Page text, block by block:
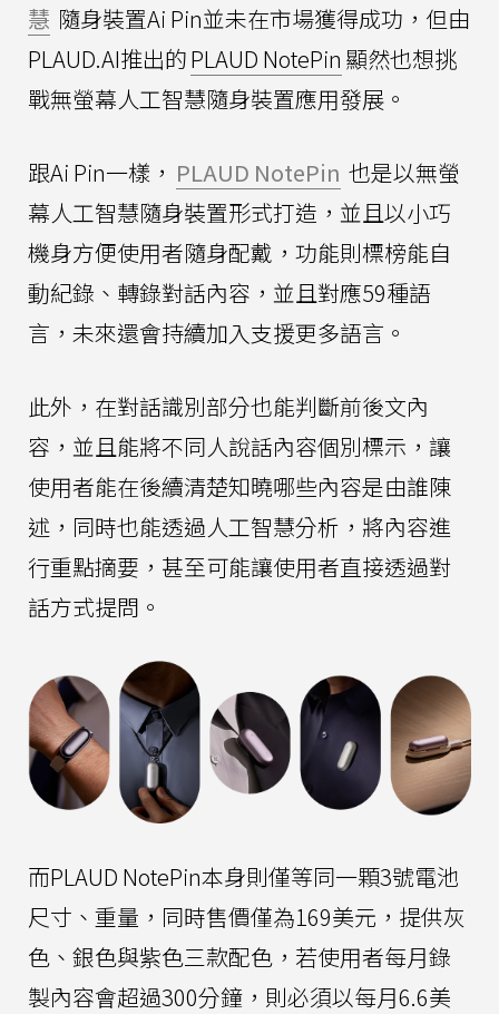
慧 隨身裝置Ai Pin並未在市場獲得成功，但由
PLAUD.AI推出的PLAUD NotePin 顯然也想挑
戰無螢幕人工智慧隨身裝置應用發展。
跟Ai Pin一樣， PLAUD NotePin 也是以無螢
幕人工智慧隨身裝置形式打造，並且以小巧
機身方便使用者隨身配戴，功能則標榜能自
動紀錄、轉錄對話內容，並且對應59種語
言，未來還會持續加入支援更多語言。
此外，在對話識別部分也能判斷前後文內
容，並且能將不同人說話內容個別標示，讓
使用者能在後續清楚知曉哪些內容是由誰陳
述，同時也能透過人工智慧分析，將內容進
行重點摘要，甚至可能讓使用者直接透過對
話方式提問。
而PLAUD NotePin本身則僅等同一顆3號電池
尺寸、重量，同時售價僅為169美元，提供灰
色、銀色與紫色三款配色，若使用者每月錄
製內容會超過300分鐘，則必須以每月6.6美